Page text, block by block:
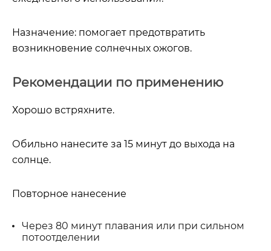
Назначение: помогает предотвратить
возникновение солнечных ожогов.
Рекомендации по применению
Хорошо встряхните.
Обильно нанесите за 15 минут до выхода на
солнце.
Повторное нанесение
Через 80 минут плавания или при сильном
потоотделении